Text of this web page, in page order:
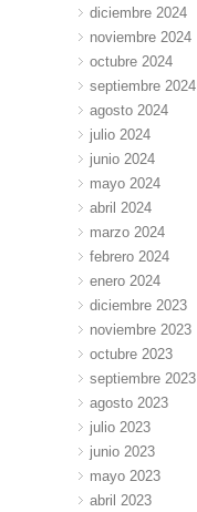
diciembre 2024
noviembre 2024
octubre 2024
septiembre 2024
agosto 2024
julio 2024
junio 2024
mayo 2024
abril 2024
marzo 2024
febrero 2024
enero 2024
diciembre 2023
noviembre 2023
octubre 2023
septiembre 2023
agosto 2023
julio 2023
junio 2023
mayo 2023
abril 2023